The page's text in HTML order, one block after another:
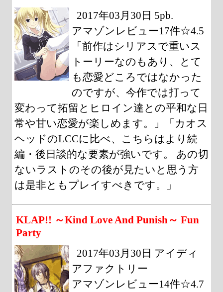
2017年03月30日 5pb.
アマゾンレビュー17件☆4.5
「前作はシリアスで重いス
トーリーなのもあり、とて
も恋愛どころではなかった
のですが、今作では打って
変わって拓留とヒロイン達との平和な日
常や甘い恋愛が楽しめます。」「カオス
ヘッドのLCCに比べ、こちらはより続
編・後日談的な要素が強いです。 あの切
ないラストのその後が見たいと思う方
は是非ともプレイすべきです。」
KLAP!! ～Kind Love And Punish～ Fun
Party
2017年03月30日 アイディ
アファクトリー
アマゾンレビュー14件☆4.7